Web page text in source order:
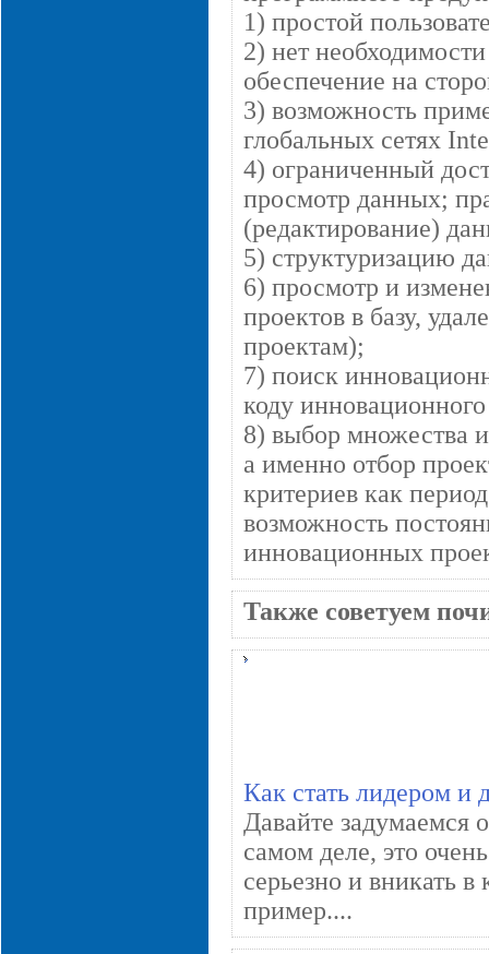
1) простой
2) нет
обеспечение на
3) возможность
глобальных сетях
4) ограниченный
просмотр данных;
(редактирование)
5) структуризацию
6) просмотр и
проектов в базу,
проектам);
7) поиск
коду
8) выбор множества
а именно отбор
критериев как
возможность
инновационных
Также советуем
Как стать лидером и
Давайте задумаемся
самом деле, это
серьезно и вникать
пример....